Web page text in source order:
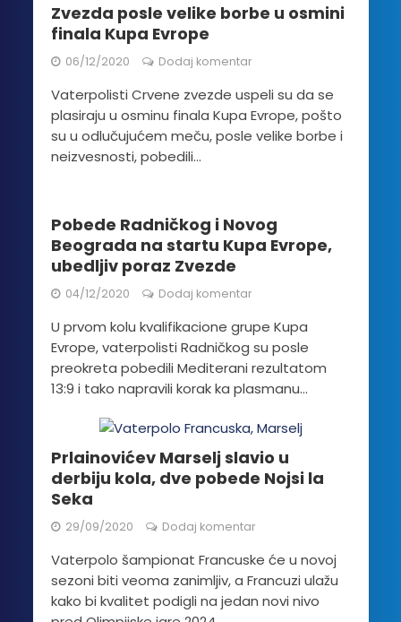
Zvezda posle velike borbe u osmini
finala Kupa Evrope
06/12/2020 Dodaj komentar
Vaterpolisti Crvene zvezde uspeli su da se
plasiraju u osminu finala Kupa Evrope, pošto
su u odlučujućem meču, posle velike borbe i
neizvesnosti, pobedili...
Pobede Radničkog i Novog
Beograda na startu Kupa Evrope,
ubedljiv poraz Zvezde
04/12/2020 Dodaj komentar
U prvom kolu kvalifikacione grupe Kupa
Evrope, vaterpolisti Radničkog su posle
preokreta pobedili Mediterani rezultatom
13:9 i tako napravili korak ka plasmanu...
Prlainovićev Marselj slavio u
derbiju kola, dve pobede Nojsi la
Seka
29/09/2020 Dodaj komentar
Vaterpolo šampionat Francuske će u novoj
sezoni biti veoma zanimljiv, a Francuzi ulažu
kako bi kvalitet podigli na jedan novi nivo